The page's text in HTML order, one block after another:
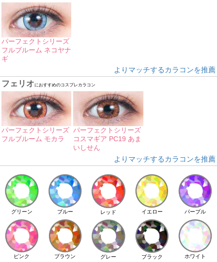
パーフェクトシリーズ
フルブルーム ネコヤナ
ギ
よりマッチするカラコンを推薦
フェリオにおすすめのコスプレカラコン
パーフェクトシリーズ
フルブルーム モカラ
パーフェクトシリーズ
コスマギア PC19 あま
いしせん
よりマッチするカラコンを推薦
グリーン ブルー レッド イエロー パープル
ピンク ブラウン グレー ブラック ホワイト